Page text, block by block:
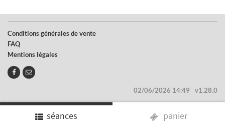
séances panier
Conditions générales de vente
FAQ
Mentions légales
02/06/2026 14:49 v1.28.0